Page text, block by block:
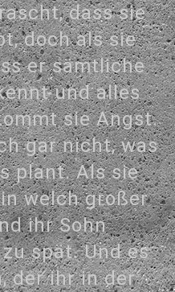
dass sie
doch als sie
er sämtliche
und alles
sie Angst.
gar nicht, was
plant. Als sie
welch großer
ihr Sohn
spät. Und es
der ihr in der